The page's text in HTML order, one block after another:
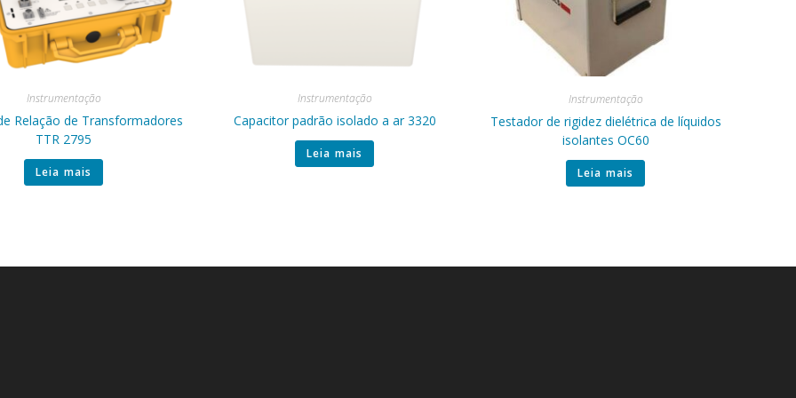
Instrumentação
Relação de Transformadores
TTR 2795
Leia mais
Instrumentação
Capacitor padrão isolado a ar 3320
Leia mais
Instrumentação
Testador de rigidez dielétrica de líquidos
isolantes OC60
Leia mais